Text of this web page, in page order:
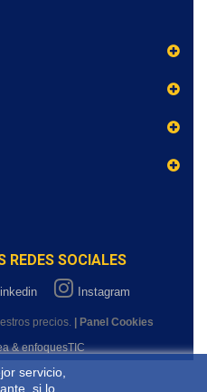
servicio,
si lo
REDES SOCIALES
Instagram
precios.
| Panel Cookies
& enfoquesTIC